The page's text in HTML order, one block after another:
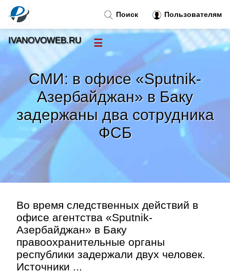
СМИ: в офисе «Sputnik-
Азербайджан» в Баку
задержаны два сотрудника
ФСБ
Во время следственных действий в
офисе агентства «Sputnik-
Азербайджан» в Баку
правоохранительные органы
республики задержали двух человек.
Источники ...
Поиск Пользователям
IVANOVOWEB.RU ☰
Тренды новостей »
Рубрики»
Правила »